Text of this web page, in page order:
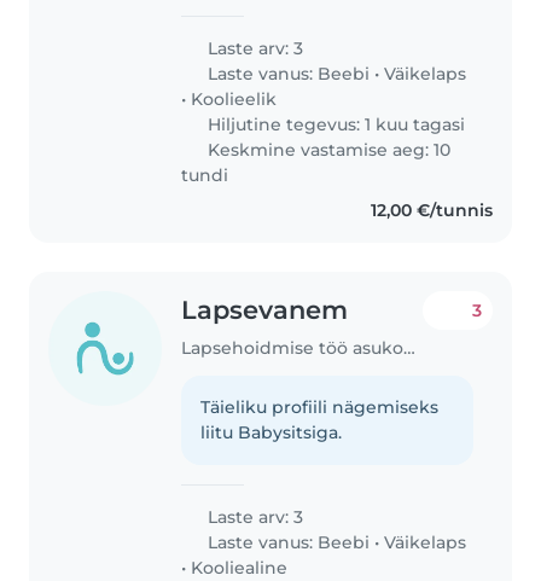
Laste arv: 3
Laste vanus: Beebi •Väikelaps
• Koolieelik
Hiljutine tegevus: 1 kuu tagasi
Keskmine vastamise aeg: 10
tundi
12,00 €/tunnis
Lapsevanem
Lapsehoidmise töö asukohas Raasiku vald
3
Täieliku profiili nägemiseks
liitu Babysitsiga.
Laste arv: 3
Laste vanus: Beebi •Väikelaps
• Kooliealine